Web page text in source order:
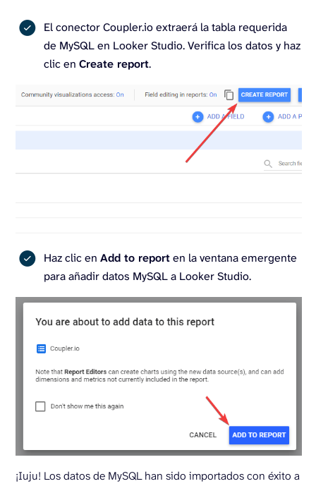
El conector Coupler.io extraerá la tabla requerida
de MySQL en Looker Studio. Verifica los datos y haz
clic en Create report.
Haz clic en Add to reporten la ventana emergente
para añadir datos MySQL a Looker Studio.
¡Iuju! Los datos de MySQL han sido importados con éxito a